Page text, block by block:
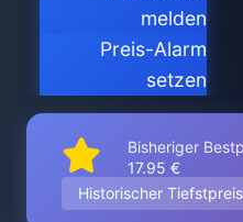
melden
Preis-Alarm
setzen
Bisheriger
17.95 €
Historischer Tiefstpreis